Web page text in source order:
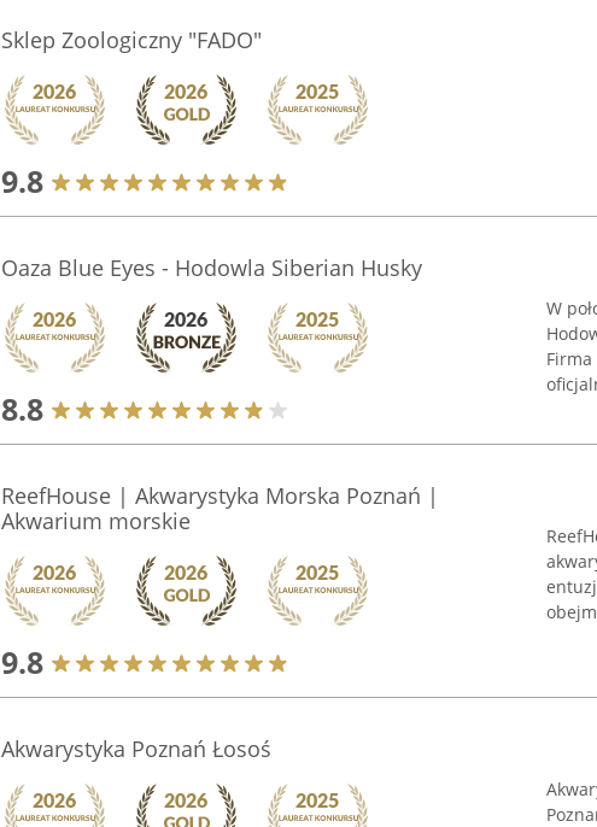
Sklep Zoologiczny "FADO"
9.8
Oaza Blue Eyes - Hodowla Siberian Husky
8.8
W
ReefHouse | Akwarystyka Morska Poznań |
Akwarium morskie
9.8
Akwarystyka Poznań Łosoś